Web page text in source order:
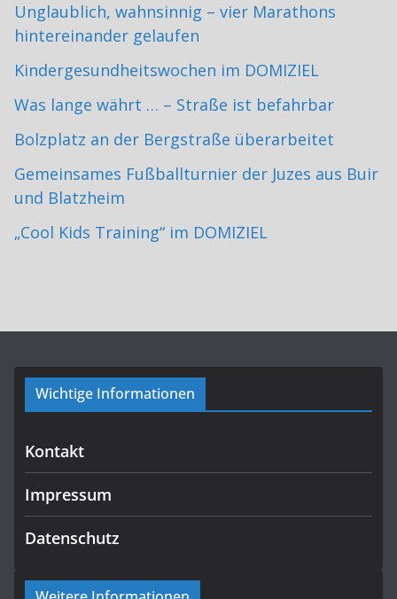
Unglaublich, wahnsinnig – vier Marathons
hintereinander gelaufen
Kindergesundheitswochen im DOMIZIEL
Was lange währt … – Straße ist befahrbar
Bolzplatz an der Bergstraße überarbeitet
Gemeinsames Fußballturnier der Juzes aus Buir
und Blatzheim
„Cool Kids Training“ im DOMIZIEL
Wichtige Informationen
Kontakt
Impressum
Datenschutz